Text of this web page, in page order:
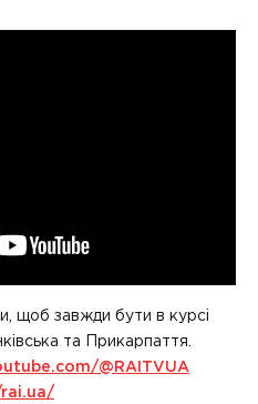
щоб завжди бути в курсі
та Прикарпаття.
@RAITVUA